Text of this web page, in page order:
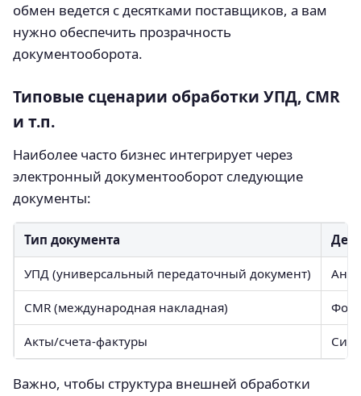
обмен ведется с десятками поставщиков, а вам
нужно обеспечить прозрачность
документооборота.
Типовые сценарии обработки УПД, CMR
и т.п.
Наиболее часто бизнес интегрирует через
электронный документооборот следующие
документы:
Тип документа
УПД (универсальный передаточный документ)
CMR (международная накладная)
Акты/счета-фактуры
Важно, чтобы структура внешней обработки